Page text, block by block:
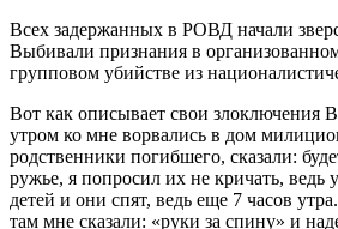
Всех задержанных в РОВД начали
Выбивали признания в
групповом убийстве из
Вот как описывает свои злоключения
утром ко мне ворвались в дом
родственники погибшего, сказали:
ружье, я попросил их не кричать, ведь
детей и они спят, ведь еще 7 часов
там мне сказали: «руки за спину» и